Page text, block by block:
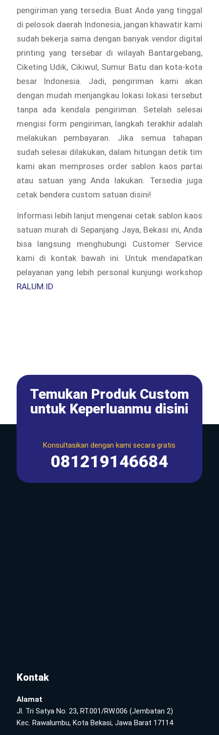
pengiriman yang tersedia. Buat Anda yang tinggal
di pelosok daerah Indonesia, jangan khawatir kami
sudah bekerja sama dengan banyak vendor digital
printing yang tersebar di wilayah Bantargebang,
Ciketing Udik, Cikiwul, Sumur Batu dan kota-kota
besar Indonesia. Jadi, pengiriman kami akan
dengan mudah menjangkau lokasi lokasi tersebut
tanpa ada kendala pengiriman. Setelah selesai
mengisi form pengiriman, langkah terakhir adalah
melakukan pembayaran. Jika semua tahapan
sudah selesai dilakukan, dalam hitungan detik tim
kami akan memproses order sablon kaos partai
atau satuan yang Anda lakukan. Tersedia juga
cetak bendera custom satuan disini!
Informasi lebih lanjut mengenai cetak sablon kaos
satuan murah di Sepanjang Jaya, Bekasi ini, Anda
bisa langsung menghubungi Customer Service
kami di kontak bawah ini. Untuk mendapatkan
pelayanan yang lebih personal kunjungi workshop
RALUM.ID
Temukan Produk Custom
untuk Keperluanmu disini
Konsultasikan dengan kami secara gratis
081219146684
Kontak
Alamat
Jl. Tri Satya No. 23, RT.001/RW.006 (Jembatan 2)
Kec. Rawalumbu, Kota Bekasi, Jawa Barat 17114